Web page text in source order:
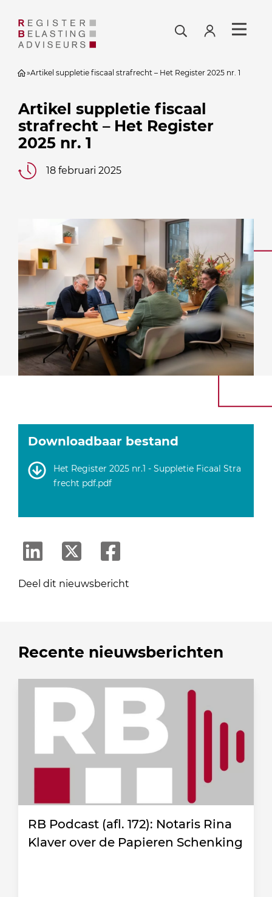
»Artikel suppletie fiscaal strafrecht – Het Register 2025 nr. 1
Artikel suppletie fiscaal
strafrecht – Het Register
2025 nr. 1
18 februari 2025
Downloadbaar bestand
Het Register 2025 nr.1 - Suppletie Ficaal Stra
frecht pdf.pdf
Deel dit nieuwsbericht
Recente nieuwsberichten
RB Podcast (afl. 172): Notaris Rina
Klaver over de Papieren Schenking